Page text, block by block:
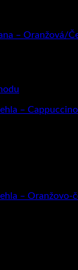
– Oranžová/
–
– Oranžovo-